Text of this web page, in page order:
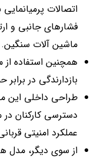
اتصالات
فشارهای جانبی و
ماشین آلات سنگین.
همچنین استفاده از
بازدارندگی در
طراحی داخلی این
دسترسی کارکنان در
عملکرد امنیتی
از سوی دیگر، مدل